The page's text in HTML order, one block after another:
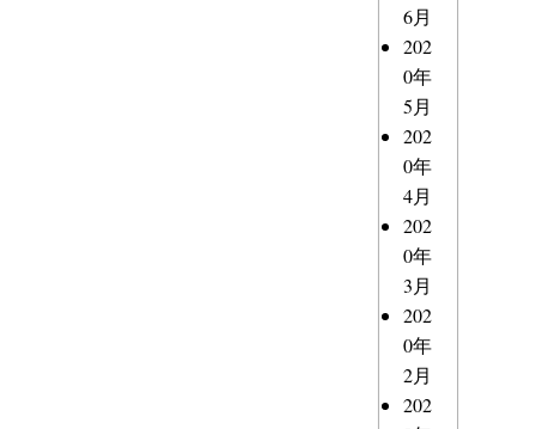
6月
202
0年
5月
202
0年
4月
202
0年
3月
202
0年
2月
202